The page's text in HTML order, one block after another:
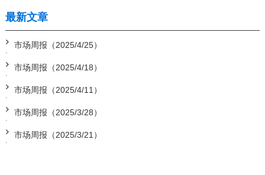
最新文章
市场周报（2025/4/25）
市场周报（2025/4/18）
市场周报（2025/4/11）
市场周报（2025/3/28）
市场周报（2025/3/21）